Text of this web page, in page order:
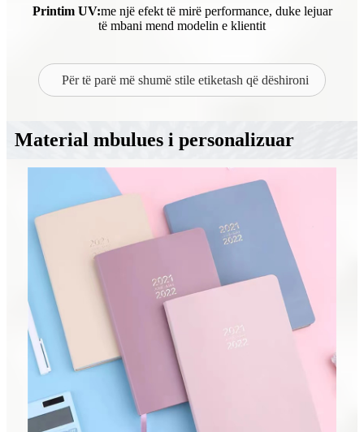
Printim UV:me një efekt të mirë performance, duke lejuar
të mbani mend modelin e klientit
Për të parë më shumë stile etiketash që dëshironi
Material mbulues i personalizuar